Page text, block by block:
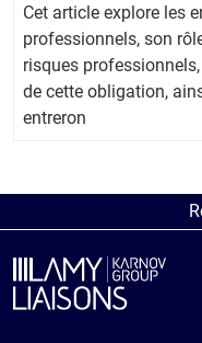
Cet article explore les
professionnels, son
risques
de cette obligation,
entreron